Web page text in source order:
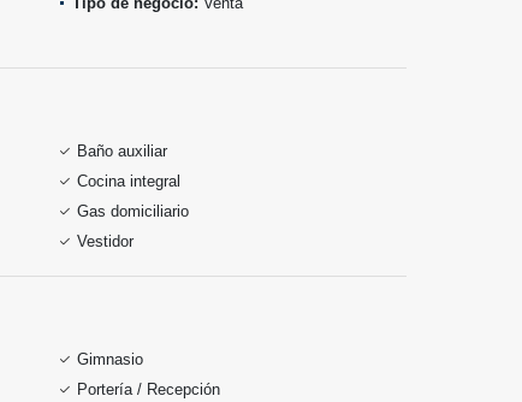
Baño auxiliar
Cocina integral
Gas domiciliario
Vestidor
Gimnasio
Portería / Recepción